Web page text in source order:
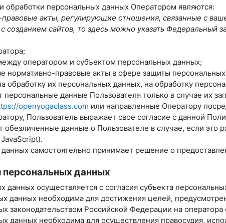
обработки персональных данных Оператором являются:
акты, регулирующие отношения, связанные с
созданием сайтов, то здесь можно указать
оператором и субъектом персональных данных;
нормативно-правовые акты в сфере защиты
обработку их персональных данных, на обработку
персональные данные Пользователя только в случае их
openyogaclass.com или направленные Оператору
Пользователь выражает свое согласие с данной
обезличенные данные о Пользователе в случае, если
самостоятельно принимает решение о
персональных данных
данных осуществляется с согласия субъекта
данных необходима для достижения целей,
законодательством Российской Федерации на
данных необходима для осуществления правосудия,